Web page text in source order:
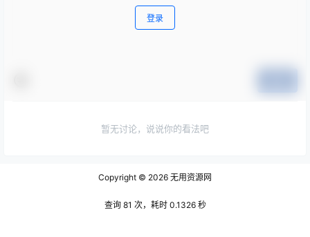
登录
暂无讨论，说说你的看法吧
Copyright © 2026 无用资源网
查询 81 次，耗时 0.1326 秒